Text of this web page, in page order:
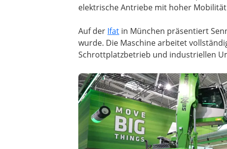
elektrische Antriebe mit hoher
Auf der Ifat in München präsentiert
wurde. Die Maschine arbeitet
Schrottplatzbetrieb und industriellen